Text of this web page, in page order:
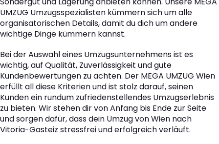
UMZUG Umzugsspezialisten kümmern sich um alle
organisatorischen Details, damit du dich um andere
wichtige Dinge kümmern kannst.
Bei der Auswahl eines Umzugsunternehmens ist es
wichtig, auf Qualität, Zuverlässigkeit und gute
Kundenbewertungen zu achten. Der MEGA UMZUG Wien
erfüllt all diese Kriterien und ist stolz darauf, seinen
Kunden ein rundum zufriedenstellendes Umzugserlebnis
zu bieten. Wir stehen dir von Anfang bis Ende zur Seite
und sorgen dafür, dass dein Umzug von Wien nach
Vitoria-Gasteiz stressfrei und erfolgreich verläuft.